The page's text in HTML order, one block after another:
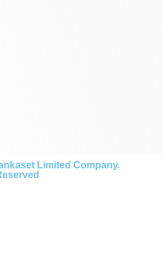
Limited Company.